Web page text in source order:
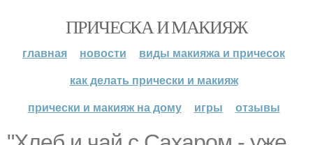
ПРИЧЕСКА И МАКИЯЖ
главная новости
виды макияжа и причесок
как делать прически и макияж
прически и макияж на дому
игры отзывы